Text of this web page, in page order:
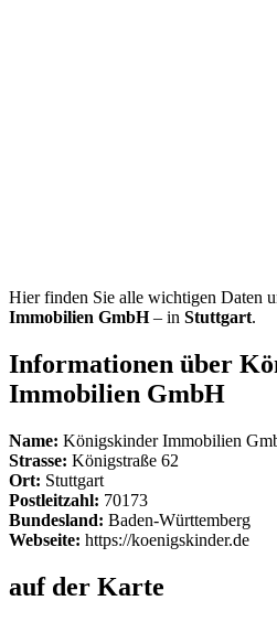
Hier finden Sie alle wichtigen Daten
Immobilien GmbH– in Stuttgart.
Informationen über
Immobilien GmbH
Name: Königskinder Immobilien
Strasse: Königstraße 62
Ort: Stuttgart
Postleitzahl: 70173
Bundesland: Baden-Württemberg
Webseite: https://koenigskinder.de
auf der Karte